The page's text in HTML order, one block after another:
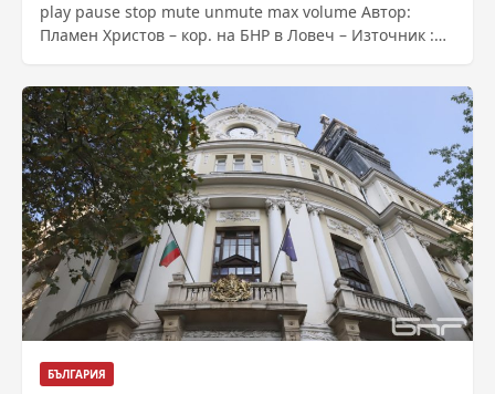
play pause stop mute unmute max volume Автор:
Пламен Христов – кор. на БНР в Ловеч – Източник :
parvata-u-nas-specializirana-bolnica-za-aktivno-
lechenie-na-belodrobni-bolesti
БЪЛГАРИЯ